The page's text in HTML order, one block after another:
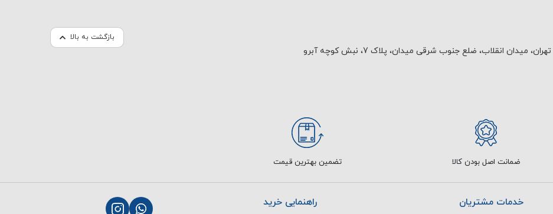
بازگشت به بالا
تهران، میدان انقلاب، ضلع جنوب شرقی میدان، پلاک 7، نبش کوچه آبرو
ضمانت اصل بودن کالا تضمین بهترین قیمت
خدمات مشتریان راهنمایی خرید